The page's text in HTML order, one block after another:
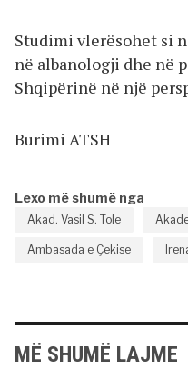
Studimi vlerësohet si
në albanologji dhe në
Shqipërinë në një
Burimi ATSH
Lexo më shumë nga
Akad. Vasil S. Tole
Ambasada e Çekise
MË SHUMË LAJME